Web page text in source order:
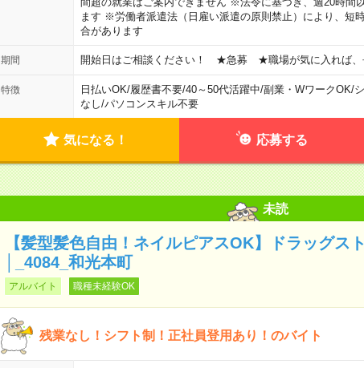
ます ※労働者派遣法（日雇い派遣の原則禁止）により、短
合があります
期間 開始日はご相談ください！ ★急募 ★職場が気に入れば、
特徴 日払いOK/履歴書不要/40～50代活躍中/副業・WワークOK/
なし/パソコンスキル不要
気になる！ 応募する
未読
【髪型髪色自由！ネイルピアスOK】ドラッグス
│_4084_和光本町
アルバイト 職種未経験OK
残業なし！シフト制！正社員登用あり！のバイト